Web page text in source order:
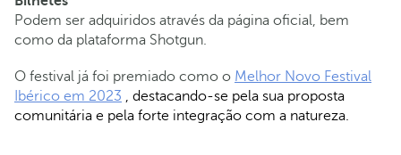
Podem ser adquiridos através da página oficial, bem
como da plataforma Shotgun.
O festival já foi premiado como o Melhor Novo Festival
Ibérico em 2023 , destacando-se pela sua proposta
comunitária e pela forte integração com a natureza.